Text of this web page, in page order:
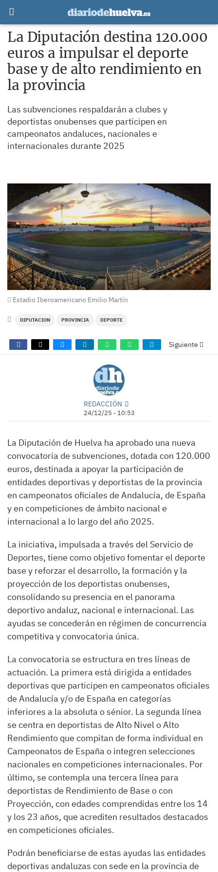
La Diputación destina 120.000
euros a impulsar el deporte
base y de alto rendimiento en
la provincia
Las subvenciones respaldarán a clubes y
deportistas onubenses que participen en
campeonatos andaluces, nacionales e
internacionales durante 2025
Estadio Iberoamericano Emilio Martín
DIPUTACION PROVINCIA DEPORTE
Siguiente
REDACCIÓN
24/12/25 - 10:53
La Diputación de Huelva ha aprobado una nueva
convocatoria de subvenciones, dotada con 120.000
euros, destinada a apoyar la participación de
entidades deportivas y deportistas de la provincia
en campeonatos oficiales de Andalucía, de España
y en competiciones de ámbito nacional e
internacional a lo largo del año 2025.
La iniciativa, impulsada a través del Servicio de
Deportes, tiene como objetivo fomentar el deporte
base y reforzar el desarrollo, la formación y la
proyección de los deportistas onubenses,
consolidando su presencia en el panorama
deportivo andaluz, nacional e internacional. Las
ayudas se concederán en régimen de concurrencia
competitiva y convocatoria única.
La convocatoria se estructura en tres líneas de
actuación. La primera está dirigida a entidades
deportivas que participen en campeonatos oficiales
de Andalucía y/o de España en categorías
inferiores a la absoluta o sénior. La segunda línea
se centra en deportistas de Alto Nivel o Alto
Rendimiento que compitan de forma individual en
Campeonatos de España o integren selecciones
nacionales en competiciones internacionales. Por
último, se contempla una tercera línea para
deportistas de Rendimiento de Base o con
Proyección, con edades comprendidas entre los 14
y los 23 años, que acrediten resultados destacados
en competiciones oficiales.
Podrán beneficiarse de estas ayudas las entidades
deportivas andaluzas con sede en la provincia de